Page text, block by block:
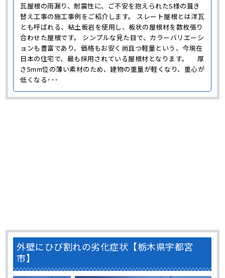
瓦屋根の雨漏り、耐震性に、ご不安を抱えられたS様の葺き
替え工事の施工事例をご紹介します。 スレート屋根とは洋瓦
とも呼ばれる、粘土板岩を使用し、板状の屋根材を数枚張り
合わせた屋根です。 シンプルな見た目で、カラーバリエーシ
ョンも豊富であり、価格もお安く尚且つ軽量という、今現在
日本の住宅で、最も採用されている屋根材となります。 厚
さ5mm位の薄い素材のため、建物の重量が軽くなり、重心が
低くなる･･･
外壁にひび割れの劣化症状【栃木県宇都宮
市】